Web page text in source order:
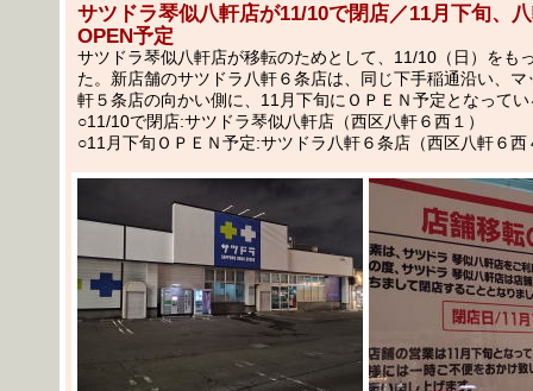
サツドラ琴似八軒店が11/10で閉店／11月下旬、
OPEN予定
サツドラ琴似八軒店が移転のためとして、11/10（日）をも
た。新店舗のサツドラ八軒６条店は、同じ下手稲通沿い、マ
軒５条店の向かい側に、11月下旬にＯＰＥＮ予定となってい
○11/10で閉店:サツドラ琴似八軒店（西区八軒６西１）
○11月下旬ＯＰＥＮ予定:サツドラ八軒６条店（西区八軒６西